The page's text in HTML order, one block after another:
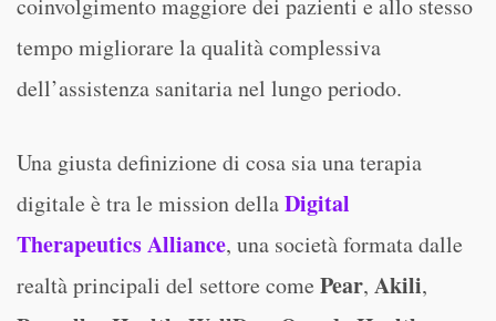
coinvolgimento maggiore dei pazienti e allo stesso
tempo migliorare la qualità complessiva
dell’assistenza sanitaria nel lungo periodo.
Una giusta definizione di cosa sia una terapia
digitale è tra le mission dellaDigital
Therapeutics Alliance, una società formata dalle
realtà principali del settore come Pear, Akili,